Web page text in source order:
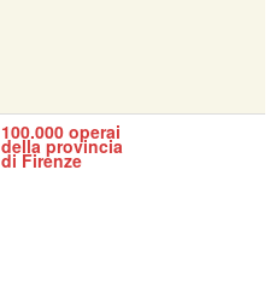
100.000 operai
della provincia
di Firenze